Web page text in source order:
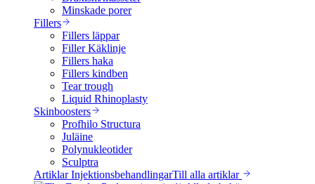
Minskade porer
Fillers
Fillers läppar
Filler Käklinje
Fillers haka
Fillers kindben
Tear trough
Liquid Rhinoplasty
Skinboosters
Profhilo Structura
Juläine
Polynukleotider
Sculptra
Artiklar InjektionsbehandlingarTill alla artiklar